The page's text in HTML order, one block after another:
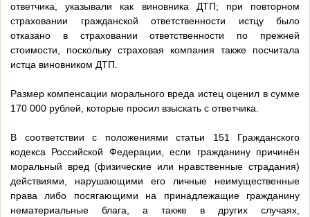
ответчика, указывали как виновника ДТП; при повторном
страховании гражданской ответственности истцу было
отказано в страховании ответственности по прежней
стоимости, поскольку страховая компания также посчитала
истца виновником ДТП.
Размер компенсации морального вреда истец оценил в сумме
170 000 рублей, которые просил взыскать с ответчика.
В соответствии с положениями статьи 151 Гражданского
кодекса Российской Федерации, если гражданину причинён
моральный вред (физические или нравственные страдания)
действиями, нарушающими его личные неимущественные
права либо посягающими на принадлежащие гражданину
нематериальные блага, а также в других случаях,